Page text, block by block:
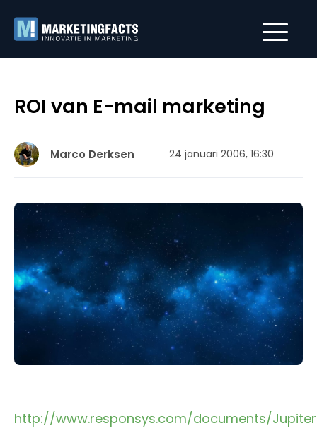
ROI van E-mail marketing
Marco Derksen 24 januari 2006, 16:30
http://www.responsys.com/documents/